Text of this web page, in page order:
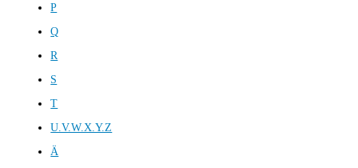
P
Q
R
S
T
U.V.W.X.Y.Z
Ä